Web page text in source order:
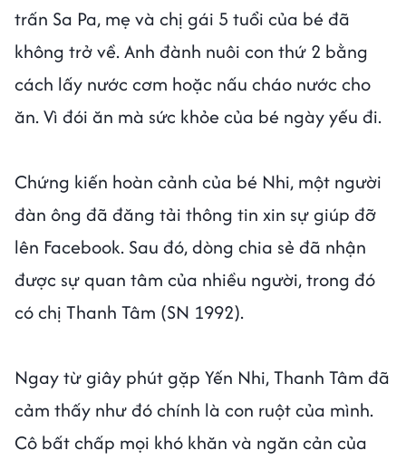
trấn Sa Pa, mẹ và chị gái 5 tuổi của bé đã
không trở về. Anh đành nuôi con thứ 2 bằng
cách lấy nước cơm hoặc nấu cháo nước cho
ăn. Vì đói ăn mà sức khỏe của bé ngày yếu đi.
Chứng kiến hoàn cảnh của bé Nhi, một người
đàn ông đã đăng tải thông tin xin sự giúp đỡ
lên Facebook. Sau đó, dòng chia sẻ đã nhận
được sự quan tâm của nhiều người, trong đó
có chị Thanh Tâm (SN 1992).
Ngay từ giây phút gặp Yến Nhi, Thanh Tâm đã
cảm thấy như đó chính là con ruột của mình.
Cô bất chấp mọi khó khăn và ngăn cản của